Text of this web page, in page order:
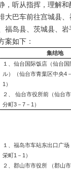
，听从指挥，理解和
巴车前往宫城县、
福岛县、茨城县、
如下：
集结地
１、仙台国际饭店（仙台国
ル）（仙台市青葉区中央4－
1 ）
２、
仙台市役所前（仙台
分町3－ 7－ 1 ）
１、福岛市车站东出口广场
栄町1 － 1 ）
２、郡山市市役所
（郡山